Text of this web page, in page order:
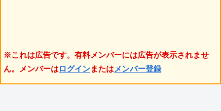
※これは広告です。有料メンバーには広告が表示されませ
ん。メンバーは ログインまたは メンバー登録